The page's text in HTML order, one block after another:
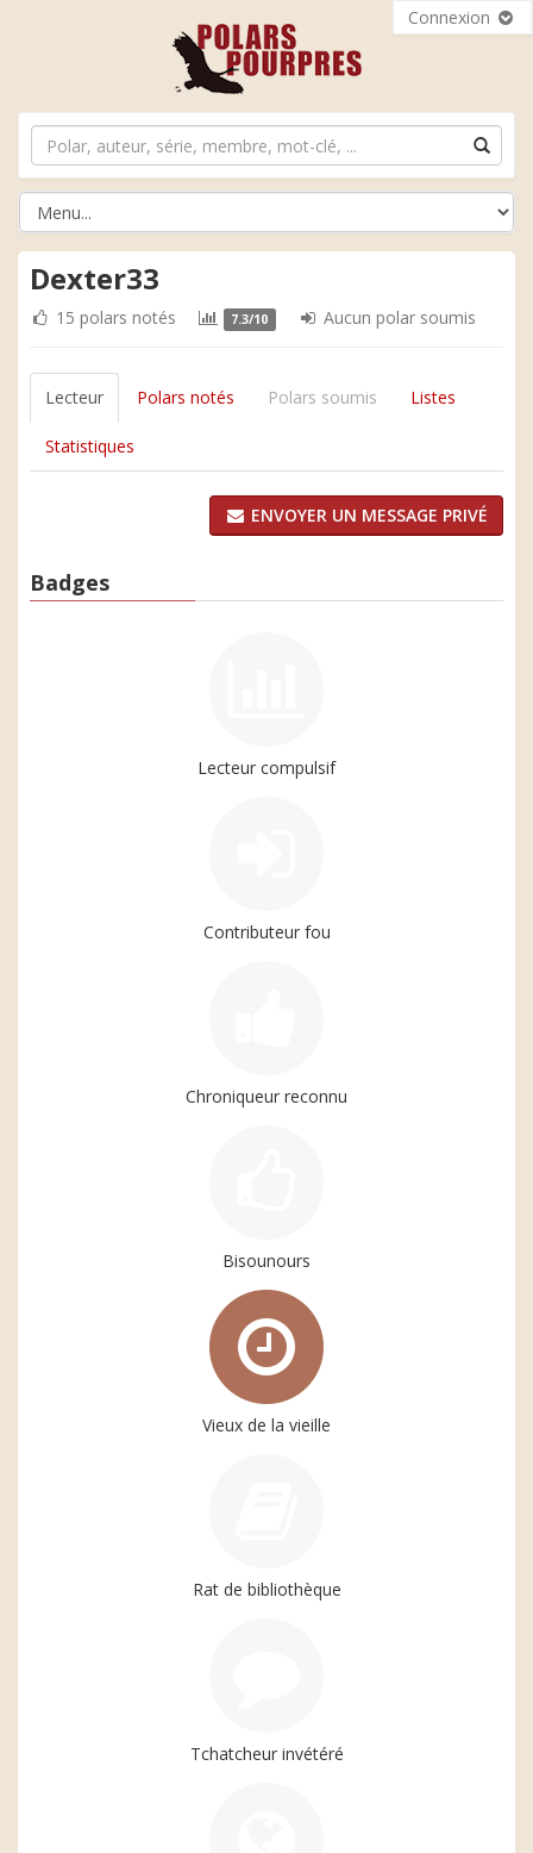
Connexion
Dexter33
15 polars notés 7.3/10 Aucun polar soumis
Lecteur Polars notés Polars soumis Listes
Statistiques
ENVOYER UN MESSAGE PRIVÉ
Badges
Lecteur compulsif
Contributeur fou
Chroniqueur reconnu
Bisounours
Vieux de la vieille
Rat de bibliothèque
Tchatcheur invétéré